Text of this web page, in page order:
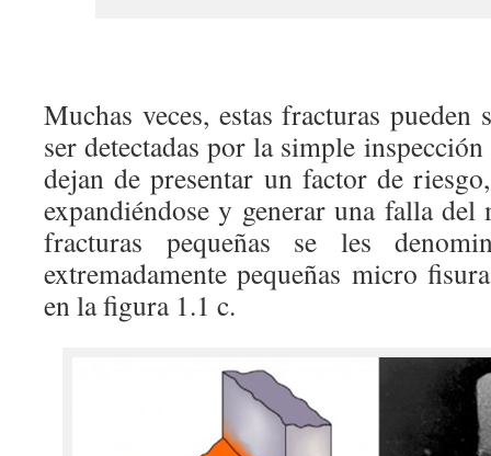
Muchas veces, estas fracturas pueden
ser detectadas por la simple
dejan de presentar un factor de
expandiéndose y generar una falla
fracturas pequeñas se les
extremadamente pequeñas micro
en la figura 1.1 c.